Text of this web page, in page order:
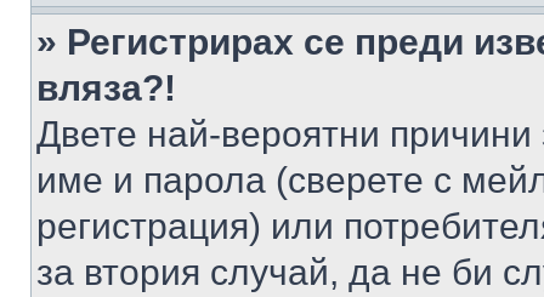
» Регистрирах се преди
вляза?!
Двете най-вероятни
име и парола (сверете с
регистрация) или
за втория случай, да не би